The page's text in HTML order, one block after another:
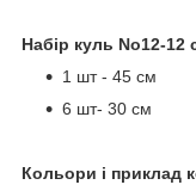
Набір куль No12-12
1 шт - 45 см
6 шт- 30 см
Кольори і приклад